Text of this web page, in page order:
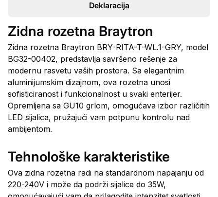
Deklaracija
Zidna rozetna Braytron
Zidna rozetna Braytron BRY-RITA-T-WL.1-GRY, model
BG32-00402, predstavlja savršeno rešenje za
modernu rasvetu vaših prostora. Sa elegantnim
aluminijumskim dizajnom, ova rozetna unosi
sofisticiranost i funkcionalnost u svaki enterijer.
Opremljena sa GU10 grlom, omogućava izbor različitih
LED sijalica, pružajući vam potpunu kontrolu nad
ambijentom.
Tehnološke karakteristike
Ova zidna rozetna radi na standardnom napajanju od
220-240V i može da podrži sijalice do 35W,